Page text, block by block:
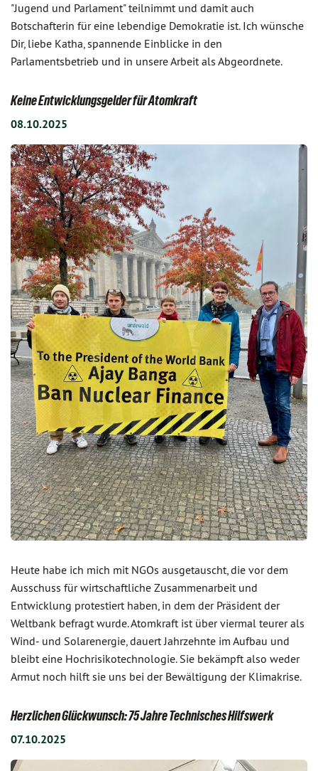
"Jugend und Parlament" teilnimmt und damit auch
Botschafterin für eine lebendige Demokratie ist. Ich wünsche
Dir, liebe Katha, spannende Einblicke in den
Parlamentsbetrieb und in unsere Arbeit als Abgeordnete.
Keine Entwicklungsgelder für Atomkraft
08.10.2025
Heute habe ich mich mit NGOs ausgetauscht, die vor dem
Ausschuss für wirtschaftliche Zusammenarbeit und
Entwicklung protestiert haben, in dem der Präsident der
Weltbank befragt wurde. Atomkraft ist über viermal teurer als
Wind- und Solarenergie, dauert Jahrzehnte im Aufbau und
bleibt eine Hochrisikotechnologie. Sie bekämpft also weder
Armut noch hilft sie uns bei der Bewältigung der Klimakrise.
Herzlichen Glückwunsch: 75 Jahre Technisches Hilfswerk
07.10.2025